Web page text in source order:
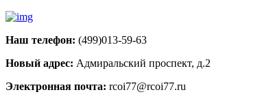
Наш телефон: (499)013-59-63
Новый адрес: Адмиральский проспект, д.2
Электронная почта: rcoi77@rcoi77.ru